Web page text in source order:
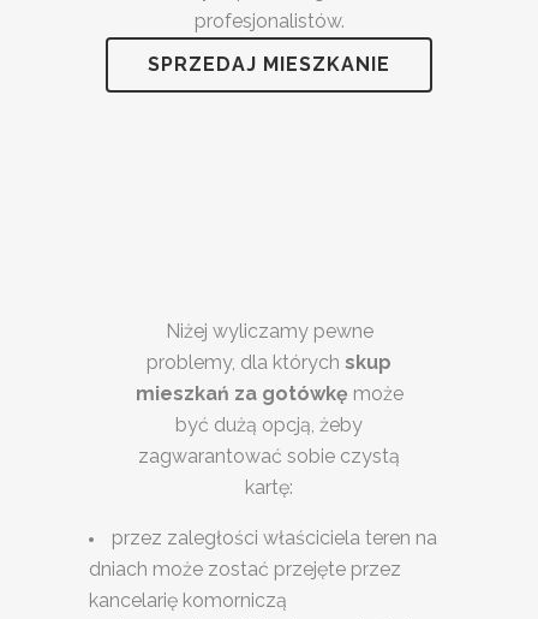
profesjonalistów.
SPRZEDAJ MIESZKANIE
Niżej wyliczamy pewne
problemy, dla których skup
mieszkań za gotówkęmoże
być dużą opcją, żeby
zagwarantować sobie czystą
kartę:
przez zaległości właściciela teren na
dniach może zostać przejęte przez
kancelarię komorniczą